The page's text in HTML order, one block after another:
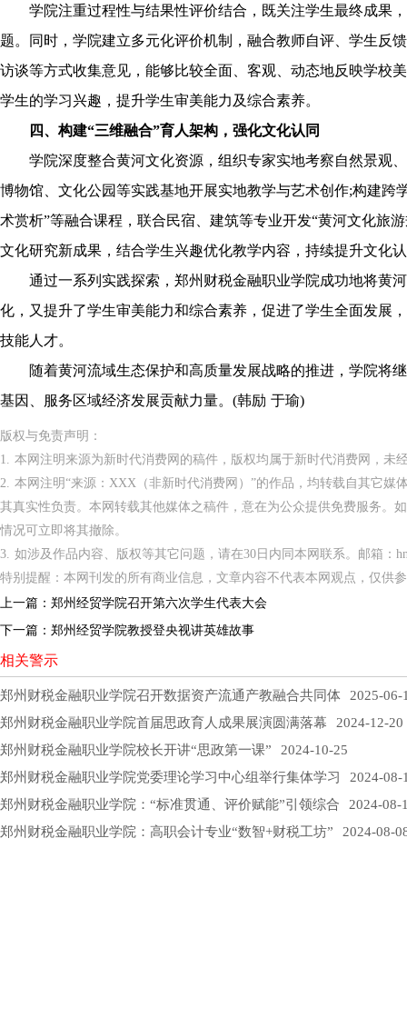
学院注重过程性与结果性评价结合，既关注学生最终成果
题。同时，学院建立多元化评价机制，融合教师自评、学生反
访谈等方式收集意见，能够比较全面、客观、动态地反映学校
学生的学习兴趣，提升学生审美能力及综合素养。
四、构建“三维融合”育人架构，强化文化认同
学院深度整合黄河文化资源，组织专家实地考察自然景观
博物馆、文化公园等实践基地开展实地教学与艺术创作;构建跨
术赏析”等融合课程，联合民宿、建筑等专业开发“黄河文化旅
文化研究新成果，结合学生兴趣优化教学内容，持续提升文化
通过一系列实践探索，郑州财税金融职业学院成功地将黄
化，又提升了学生审美能力和综合素养，促进了学生全面发展
技能人才。
随着黄河流域生态保护和高质量发展战略的推进，学院将
基因、服务区域经济发展贡献力量。(韩励 于瑜)
版权与免责声明：
1. 本网注明来源为新时代消费网的稿件，版权均属于新时代消费网，未
2. 本网注明“来源：XXX（非新时代消费网）”的作品，均转载自其它
其真实性负责。本网转载其他媒体之稿件，意在为公众提供免费服务。
情况可立即将其撤除。
3. 如涉及作品内容、版权等其它问题，请在30日内同本网联系。邮箱：
特别提醒：本网刊发的所有商业信息，文章内容不代表本网观点，仅供
上一篇： 郑州经贸学院召开第六次学生代表大会
下一篇： 郑州经贸学院教授登央视讲英雄故事
相关警示
郑州财税金融职业学院召开数据资产流通产教融合共同体 2025-06-
郑州财税金融职业学院首届思政育人成果展演圆满落幕 2024-12-20
郑州财税金融职业学院校长开讲“思政第一课” 2024-10-25
郑州财税金融职业学院党委理论学习中心组举行集体学习
2024-08-
郑州财税金融职业学院：“标准贯通、评价赋能”引领综合 2024-08-
郑州财税金融职业学院：高职会计专业“数智+财税工坊” 2024-08-